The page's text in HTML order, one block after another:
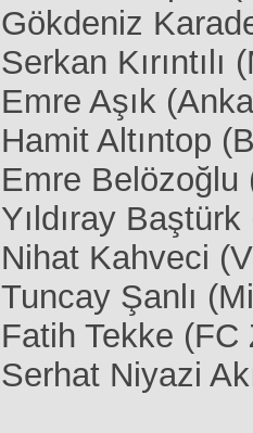
Gökdeniz
Serkan
Emre Aşık
Hamit Altıntop
Emre Belözoğlu
Yıldıray
Nihat Kahveci
Tuncay Şanlı
Fatih Tekke (FC
Serhat Niyazi